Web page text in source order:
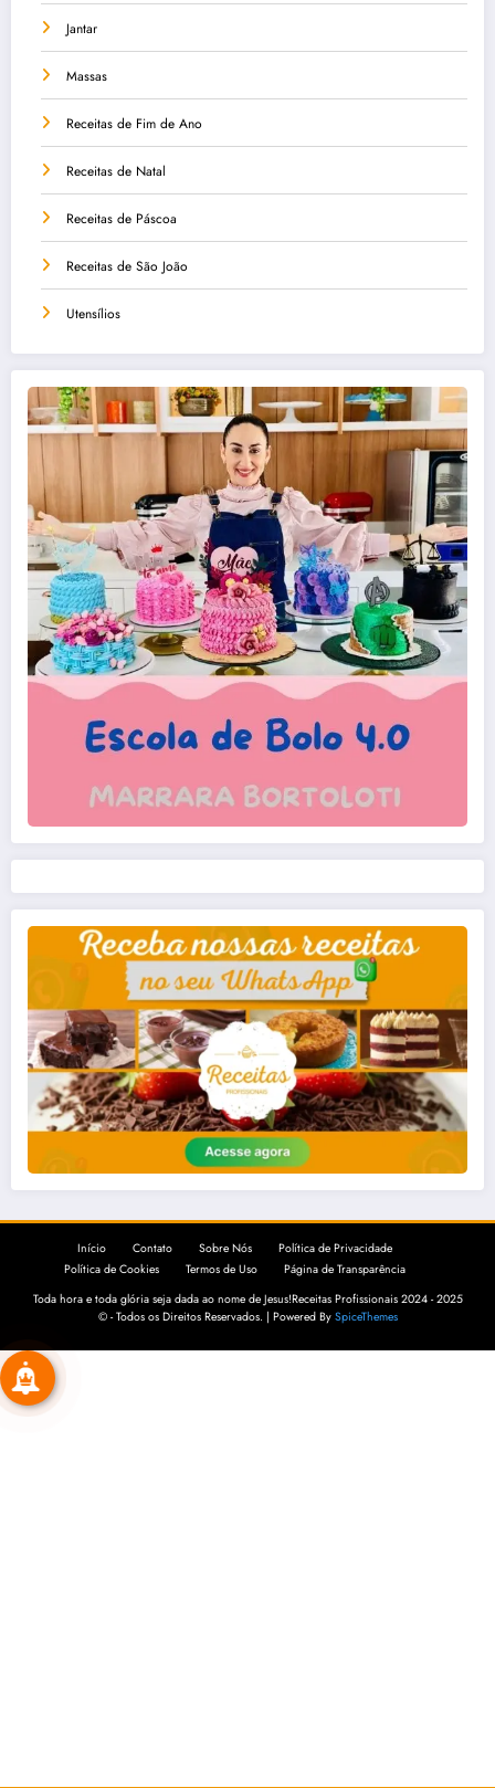
Jantar
Massas
Receitas de Fim de Ano
Receitas de Natal
Receitas de Páscoa
Receitas de São João
Utensílios
Início Contato Sobre Nós
Política de Privacidade
Política de Cookies
Termos de Uso
Página de Transparência
Toda hora e toda glória seja dada ao nome de Jesus!Receitas Profissionais 2024 - 2025
© - Todos os Direitos Reservados. | Powered By SpiceThemes